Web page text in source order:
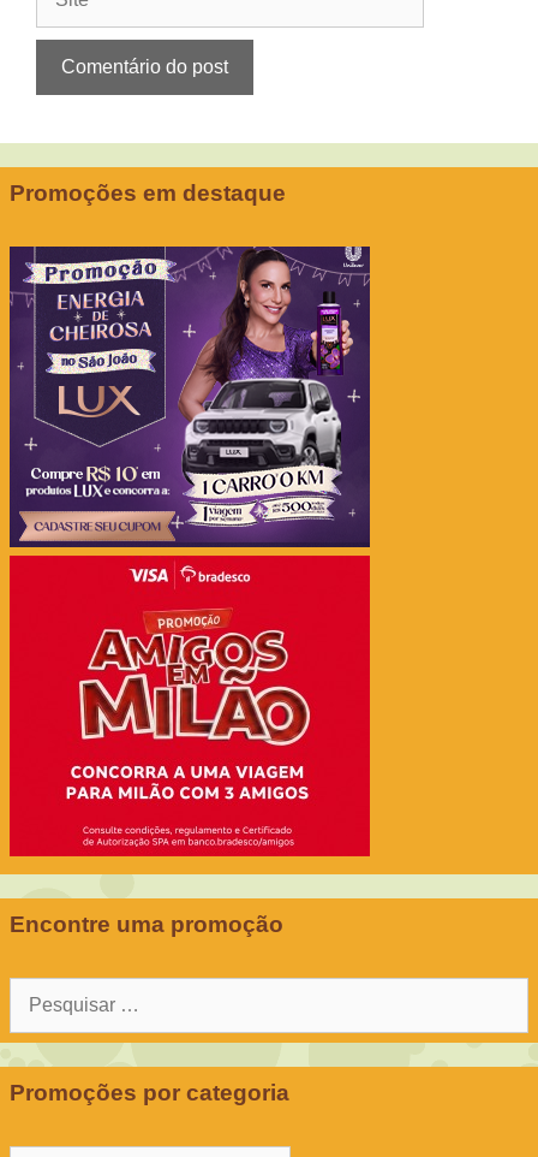
Promoções em destaque
Encontre uma promoção
Pesquisar
Promoções por categoria